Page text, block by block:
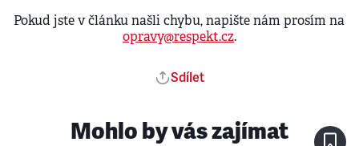
Pokud jste v článku našli chybu, napište nám prosím na
opravy@respekt.cz.
Sdílet
Mohlo by vás zajímat